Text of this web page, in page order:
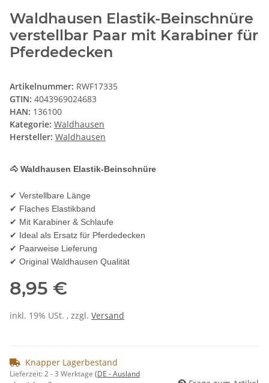
Waldhausen Elastik-Beinschnüre
verstellbar Paar mit Karabiner für
Pferdedecken
Artikelnummer: RWF17335
GTIN: 4043969024683
HAN: 136100
Kategorie: Waldhausen
Hersteller: Waldhausen
🐴 Waldhausen Elastik-Beinschnüre
✔ Verstellbare Länge
✔ Flaches Elastikband
✔ Mit Karabiner & Schlaufe
✔ Ideal als Ersatz für Pferdedecken
✔ Paarweise Lieferung
✔ Original Waldhausen Qualität
8,95 €
inkl. 19% USt. , zzgl. Versand
Knapper Lagerbestand
Lieferzeit:2 - 3 Werktage (DE - Ausland